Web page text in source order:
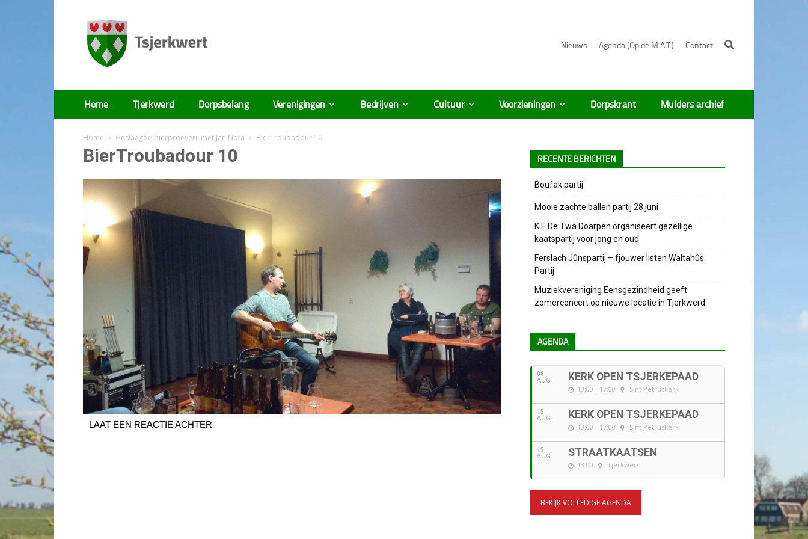
Nieuws Agenda (Op de M.A.T.) Contact
Tsjerkwert
Home Tjerkwerd Dorpsbelang Verenigingen Bedrijven Cultuur Voorzieningen Dorpskrant Mulders archief
Home Geslaagde bierproeverij met Jan Nota BierTroubadour 10
BierTroubadour 10
LAAT EEN REACTIE ACHTER
RECENTE BERICHTEN
Boufak partij
Mooie zachte ballen partij 28 juni
K.F. De Twa Doarpen organiseert gezellige
kaatspartij voor jong en oud
Ferslach Jûnspartij – fjouwer listen Waltahûs
Partij
Muziekvereniging Eensgezindheid geeft
zomerconcert op nieuwe locatie in Tjerkwerd
AGENDA
08
AUG KERK OPEN TSJERKEPAAD
13:00 - 17:00 Sint Petruskerk
15
AUG KERK OPEN TSJERKEPAAD
13:00 - 17:00 Sint Petruskerk
15
AUG STRAATKAATSEN
13:00 Tjerkwerd
BEKIJK VOLLEDIGE AGENDA